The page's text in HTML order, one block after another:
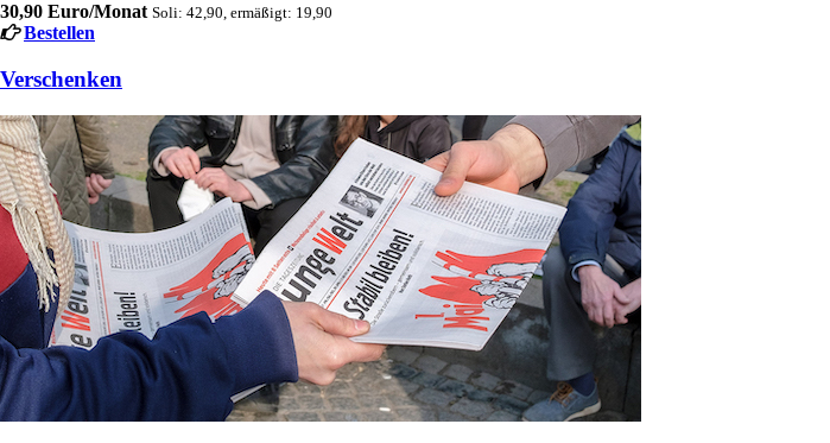
30,90 Euro/Monat Soli: 42,90, ermäßigt: 19,90
Bestellen
Verschenken